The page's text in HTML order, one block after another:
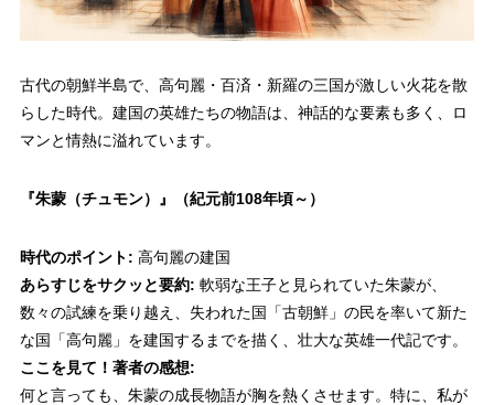
古代の朝鮮半島で、高句麗・百済・新羅の三国が激しい火花を散
らした時代。建国の英雄たちの物語は、神話的な要素も多く、ロ
マンと情熱に溢れています。
『朱蒙（チュモン）』 （紀元前108年頃～）
時代のポイント: 高句麗の建国
あらすじをサクッと要約: 軟弱な王子と見られていた朱蒙が、
数々の試練を乗り越え、失われた国「古朝鮮」の民を率いて新た
な国「高句麗」を建国するまでを描く、壮大な英雄一代記です。
ここを見て！著者の感想:
何と言っても、朱蒙の成長物語が胸を熱くさせます。特に、私が